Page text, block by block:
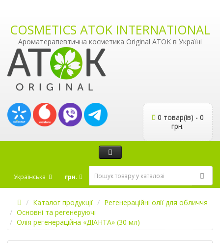
COSMETICS ATOK INTERNATIONAL
Ароматерапевтична косметика Original ATOK в Україні
0 товар(ів) - 0
грн.
Українська грн.
Каталог продукції
Регенераційні олії для обличчя
Основні та регенеруючі
Олія регенераційна «ДІАНТА» (30 мл)